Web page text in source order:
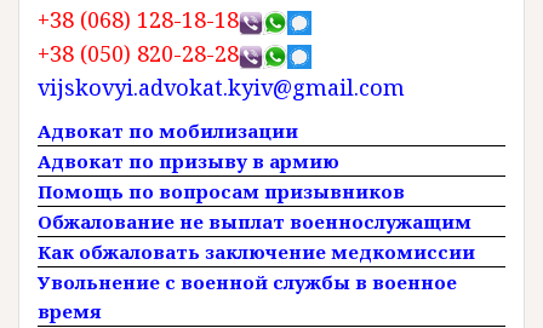
+38 (068) 128-18-18
+38 (050) 820-28-28
vijskovyi.advokat.kyiv@gmail.com
Адвокат по мобилизации
Адвокат по призыву в армию
Помощь по вопросам призывников
Обжалование не выплат военнослужащим
Как обжаловать заключение медкомиссии
Увольнение с военной службы в военное
время